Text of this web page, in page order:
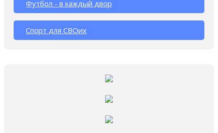
Футбол - в каждый двор
Спорт для СВОих